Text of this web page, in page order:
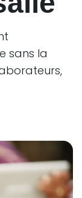
sans la